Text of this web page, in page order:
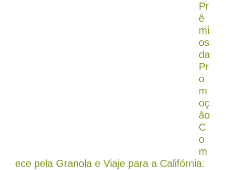
Pr
ê
mi
os
da
Pr
o
m
oç
ão
C
o
m
ece pela Granola e Viaje para a Califórnia: